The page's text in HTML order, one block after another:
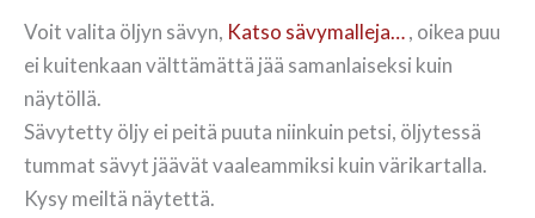
Voit valita öljyn sävyn, Katso sävymalleja…, oikea puu
ei kuitenkaan välttämättä jää samanlaiseksi kuin
näytöllä.
Sävytetty öljy ei peitä puuta niinkuin petsi, öljytessä
tummat sävyt jäävät vaaleammiksi kuin värikartalla.
Kysy meiltä näytettä.